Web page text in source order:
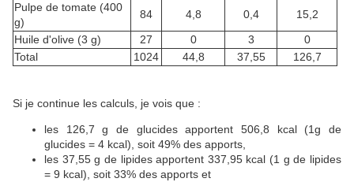
Pulpe de tomate (400
g)
84 4,8 0,4
15,2
Huile d'olive (3 g)
27 0 3
0
Total
1024 44,8 37,55 126,7
Si je continue les calculs, je vois que :
les 126,7 g de glucides apportent 506,8 kcal (1g de
glucides = 4 kcal), soit 49% des apports,
les 37,55 g de lipides apportent 337,95 kcal (1 g de lipides
= 9 kcal), soit 33% des apports et